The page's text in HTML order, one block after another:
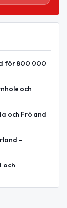
för 800 000
och
och Fröland
–
och